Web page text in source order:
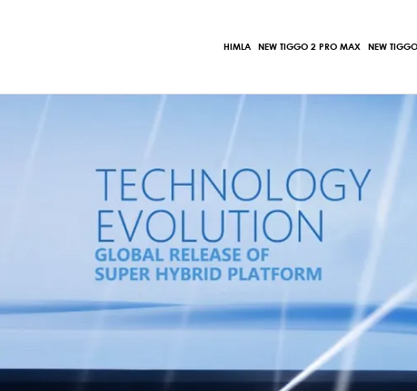
HIMLA NEW TIGGO 2 PRO MAX NEW